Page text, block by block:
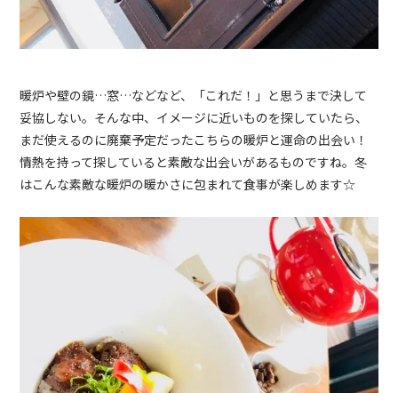
暖炉や壁の鏡…窓…などなど、「これだ！」と思うまで決して
妥協しない。そんな中、イメージに近いものを探していたら、
まだ使えるのに廃棄予定だったこちらの暖炉と運命の出会い！
情熱を持って探していると素敵な出会いがあるものですね。冬
はこんな素敵な暖炉の暖かさに包まれて食事が楽しめます☆